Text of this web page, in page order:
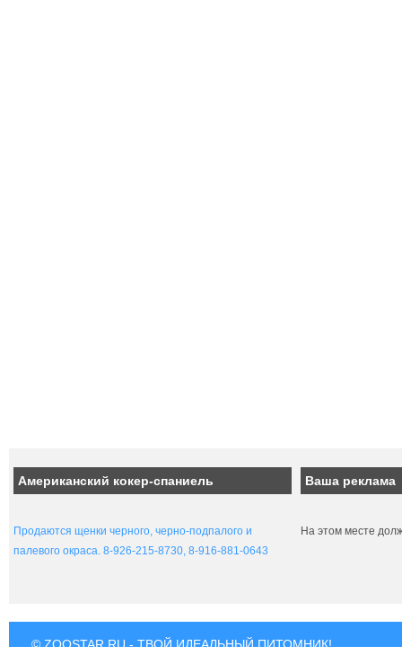
Американский кокер-спаниель
Продаются щенки черного, черно-подпалого и
палевого окраса. 8-926-215-8730, 8-916-881-0643
Ваша реклама
На этом месте
© ZOOSTAR.RU - ТВОЙ ИДЕАЛЬНЫЙ ПИТОМНИК!